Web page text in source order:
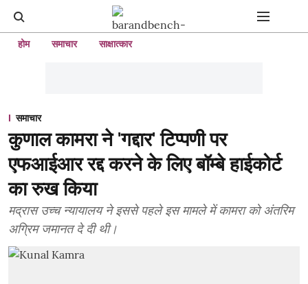
होम समाचार साक्षात्कार
समाचार
कुणाल कामरा ने 'गद्दार' टिप्पणी पर
एफआईआर रद्द करने के लिए बॉम्बे हाईकोर्ट
का रुख किया
मद्रास उच्च न्यायालय ने इससे पहले इस मामले में कामरा को अंतरिम
अग्रिम जमानत दे दी थी।